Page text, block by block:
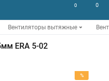
0 0
Вентиляторы вытяжные
ERA 5-02
%